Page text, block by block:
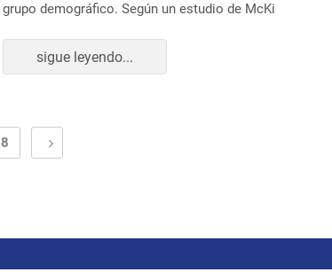
grupo demográfico. Según un estudio de McKi
sigue leyendo...
8